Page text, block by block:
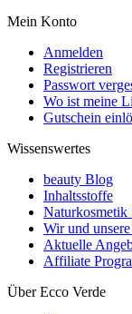
Mein Konto
Anmelden
Registrieren
Passwort
Wo ist meine
Gutschein
Wissenswertes
beauty Blog
Inhaltsstoffe
Naturkosmetik
Wir und
Aktuelle
Affiliate
Über Ecco Verde